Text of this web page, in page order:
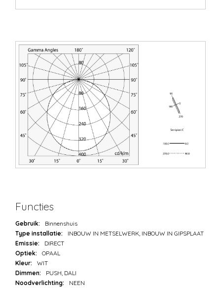
Functies
Gebruik:
Binnenshuis
Type installatie:
INBOUW IN METSELWERK, INBOUW IN GIPSPLAAT
Emissie:
DIRECT
Optiek:
OPAAL
Kleur:
WIT
Dimmen:
PUSH, DALI
Noodverlichting:
NEEN